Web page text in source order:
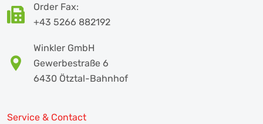
Order Fax:
+43 5266 882192
Winkler GmbH
Gewerbestraße 6
6430 Ötztal-Bahnhof
Service & Contact